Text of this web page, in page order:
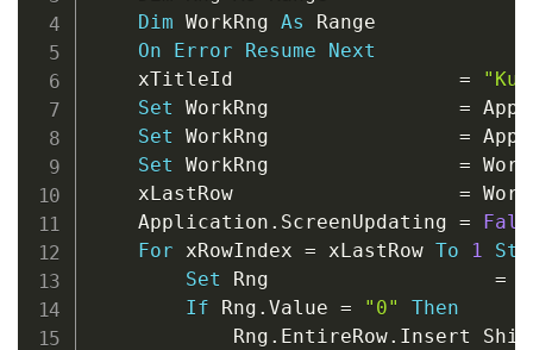
Dim WorkRng As Range
On
Error Resume
Next
	xTitleId
=
Set WorkRng =
Set WorkRng =
Set WorkRng =
	xLastRow
=
	Application
. ScreenUpdating =
For xRowIndex = xLastRow To 1
Set Rng =
If Rng . Value = "0"
Then
			Rng
. EntireRow. Insert